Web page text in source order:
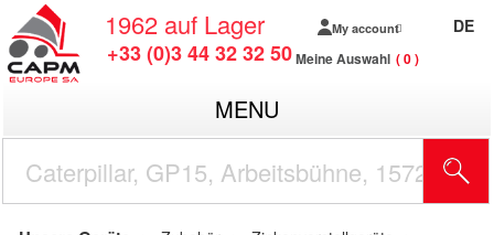
1962 auf Lager
+33 (0)3 44 32 32 50
My account
Meine Auswahl 0
DE
MENU